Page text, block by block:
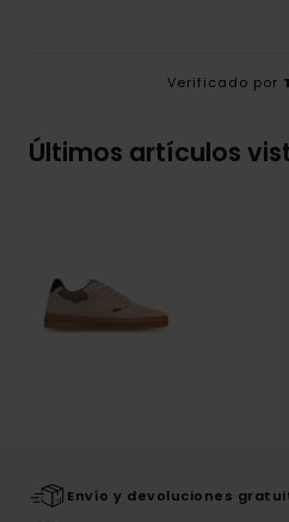
Verificado por
Últimos artículos
Envío y devoluciones